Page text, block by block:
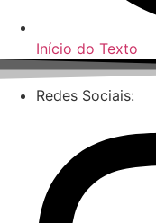
Início do Texto
Redes Sociais: